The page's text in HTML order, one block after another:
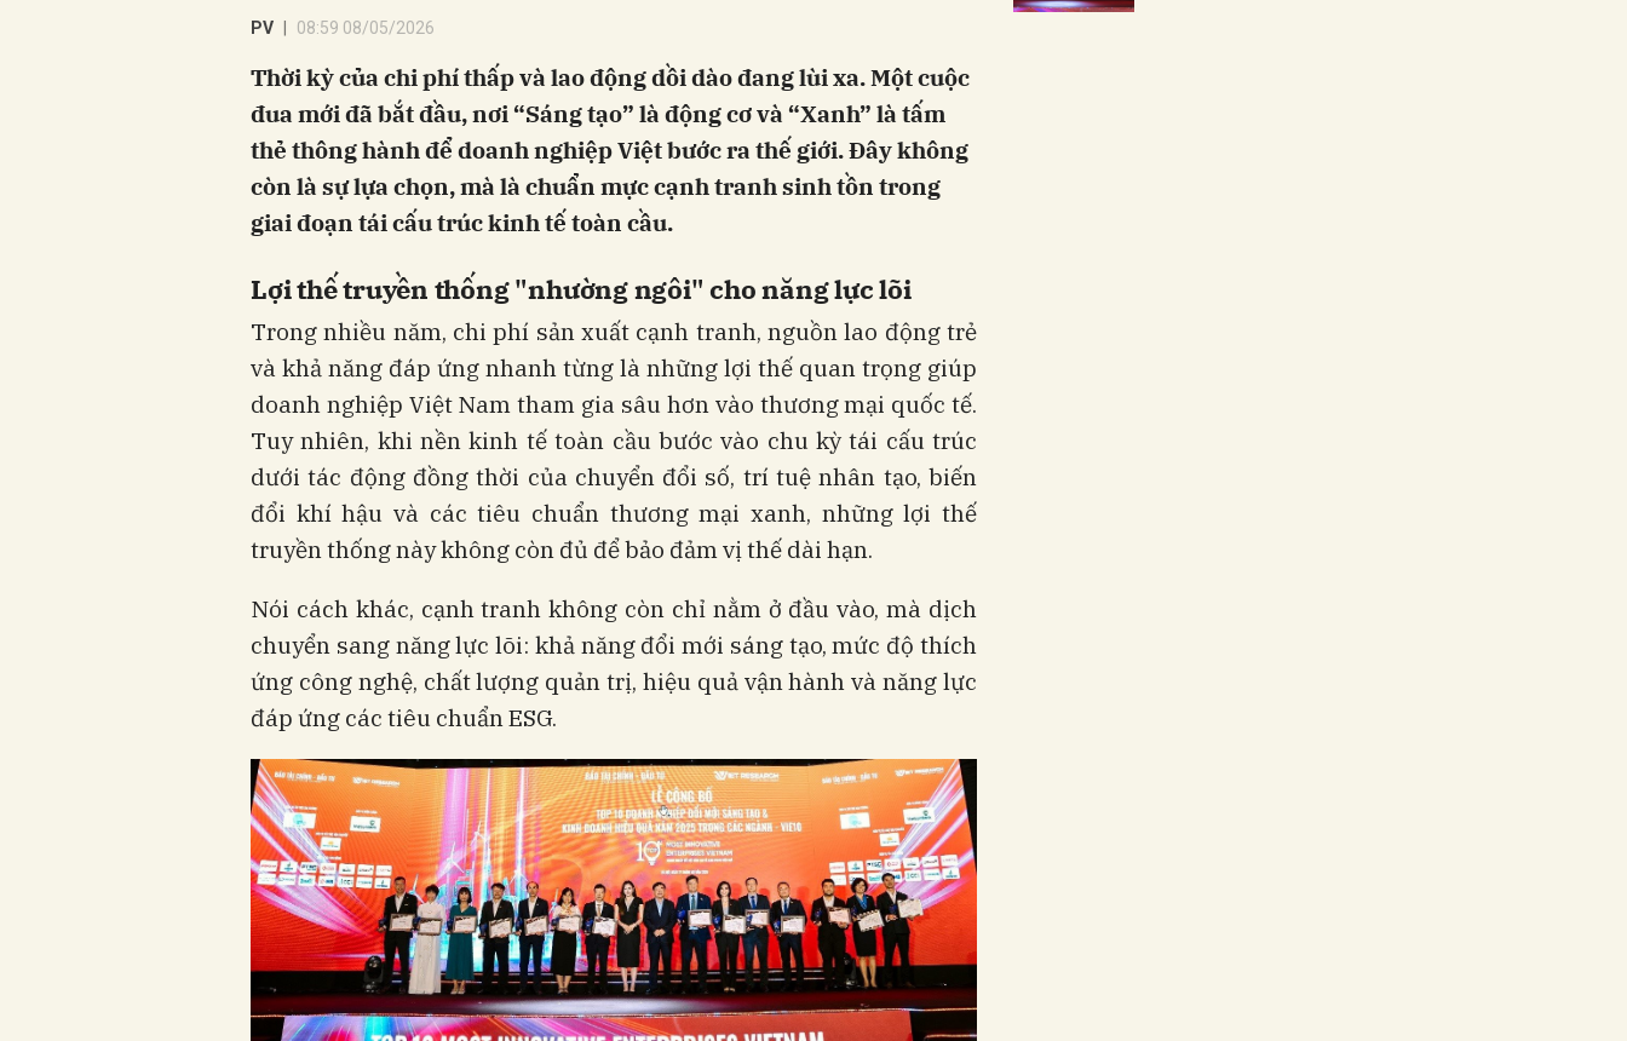
PV 08:59 08/05/2026
Thời kỳ của chi phí thấp và lao động dồi dào đang lùi xa. Một cuộc
đua mới đã bắt đầu, nơi “Sáng tạo” là động cơ và “Xanh” là tấm
thẻ thông hành để doanh nghiệp Việt bước ra thế giới. Đây không
còn là sự lựa chọn, mà là chuẩn mực cạnh tranh sinh tồn trong
giai đoạn tái cấu trúc kinh tế toàn cầu.
Lợi thế truyền thống "nhường ngôi" cho năng lực lõi
Trong nhiều năm, chi phí sản xuất cạnh tranh, nguồn lao động trẻ
và khả năng đáp ứng nhanh từng là những lợi thế quan trọng giúp
doanh nghiệp Việt Nam tham gia sâu hơn vào thương mại quốc tế.
Tuy nhiên, khi nền kinh tế toàn cầu bước vào chu kỳ tái cấu trúc
dưới tác động đồng thời của chuyển đổi số, trí tuệ nhân tạo, biến
đổi khí hậu và các tiêu chuẩn thương mại xanh, những lợi thế
truyền thống này không còn đủ để bảo đảm vị thế dài hạn.
Nói cách khác, cạnh tranh không còn chỉ nằm ở đầu vào, mà dịch
chuyển sang năng lực lõi: khả năng đổi mới sáng tạo, mức độ thích
ứng công nghệ, chất lượng quản trị, hiệu quả vận hành và năng lực
đáp ứng các tiêu chuẩn ESG.